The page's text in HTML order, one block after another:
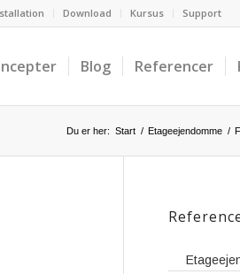
Download Kursus Support
Blog Referencer
Du er her: Start / Etageejendomme /